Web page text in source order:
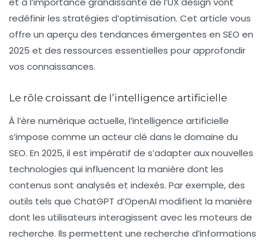
redéfinir les stratégies d’optimisation. Cet article vous
offre un aperçu des tendances émergentes en SEO en
2025 et des ressources essentielles pour approfondir
vos connaissances.
Le rôle croissant de l’intelligence artificielle
À l’ère numérique actuelle, l’intelligence artificielle
s’impose comme un acteur clé dans le domaine du
SEO. En 2025, il est impératif de s’adapter aux nouvelles
technologies qui influencent la manière dont les
contenus sont analysés et indexés. Par exemple, des
outils tels que ChatGPT d’OpenAI modifient la manière
dont les utilisateurs interagissent avec les moteurs de
recherche. Ils permettent une recherche d’informations